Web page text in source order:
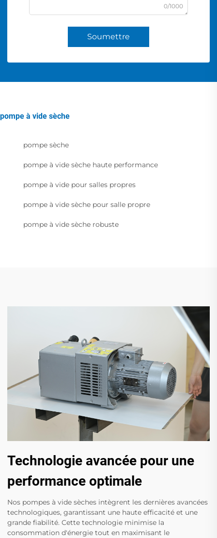
0/1000
Soumettre
pompe à vide sèche
pompe sèche
pompe à vide sèche haute performance
pompe à vide pour salles propres
pompe à vide sèche pour salle propre
pompe à vide sèche robuste
Technologie avancée pour une
performance optimale
Nos pompes à vide sèches intègrent les dernières avancées
technologiques, garantissant une haute efficacité et une
grande fiabilité. Cette technologie minimise la
consommation d'énergie tout en maximisant le